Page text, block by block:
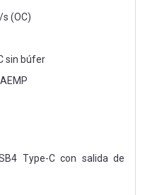
(OC)
sin búfer
Type-C con salida de